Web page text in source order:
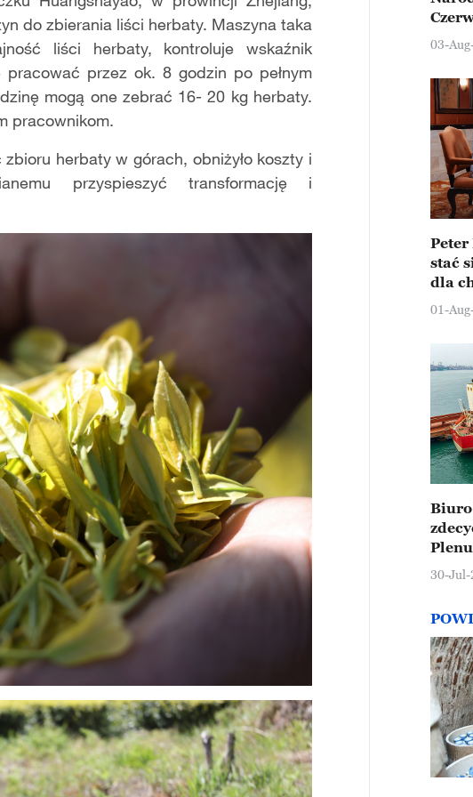
do zbierania liści herbaty. Maszyna taka
liści herbaty, kontroluje wskaźnik
przez ok. 8 godzin po pełnym
mogą one zebrać 16- 20 kg herbaty.
pracownikom.
herbaty w górach, obniżyło koszty i
przyspieszyć transformację i
03-
Peter
stać
dla
01-
Biuro
30-Jul-